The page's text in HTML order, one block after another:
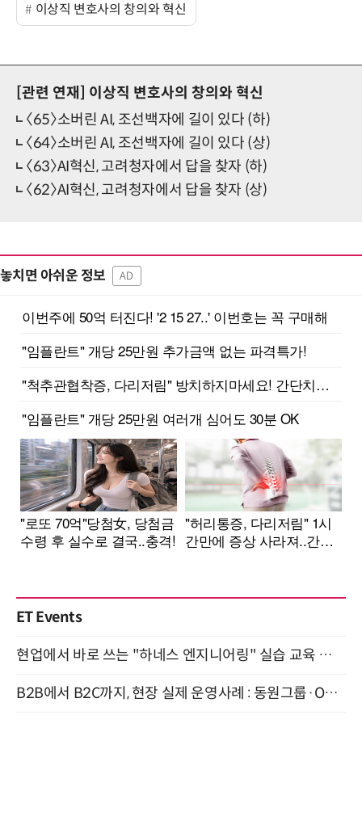
이상직 변호사의 창의와 혁신
[관련 연재]
이상직 변호사의 창의와 혁신
〈65〉소버린 AI, 조선백자에 길이 있다 (하)
〈64〉소버린 AI, 조선백자에 길이 있다 (상)
〈63〉AI혁신, 고려청자에서 답을 찾자 (하)
〈62〉AI혁신, 고려청자에서 답을 찾자 (상)
놓치면 아쉬운 정보 AD
ET Events
현업에서 바로 쓰는 "하네스 엔지니어링" 실습 교육 워크숍 8월 20일 개최
B2B에서 B2C까지, 현장 실제 운영사례 : 동원그룹·OCI·다이닝브랜즈그룹·당근 (8/27)